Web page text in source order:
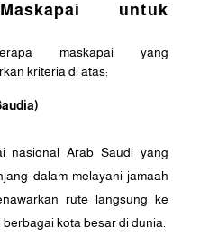
untuk
maskapai yang
kriteria di atas:
nasional Arab Saudi yang
dalam melayani jamaah
rute langsung ke
kota besar di dunia.